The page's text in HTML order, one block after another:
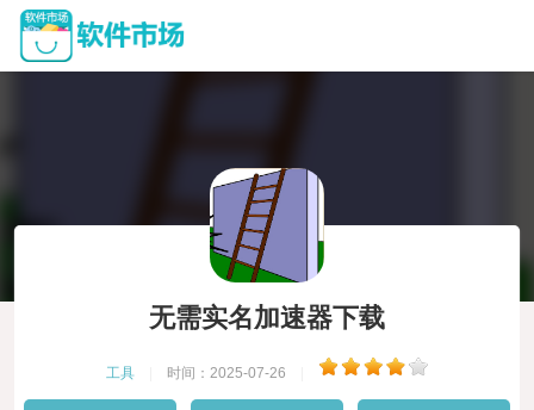
无需实名加速器下载
工具 时间：2025-07-26